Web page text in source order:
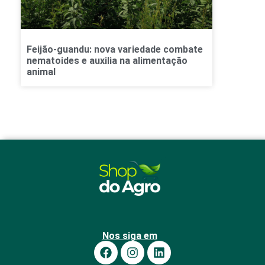
Feijão-guandu: nova variedade combate
nematoides e auxilia na alimentação
animal
Nos siga em